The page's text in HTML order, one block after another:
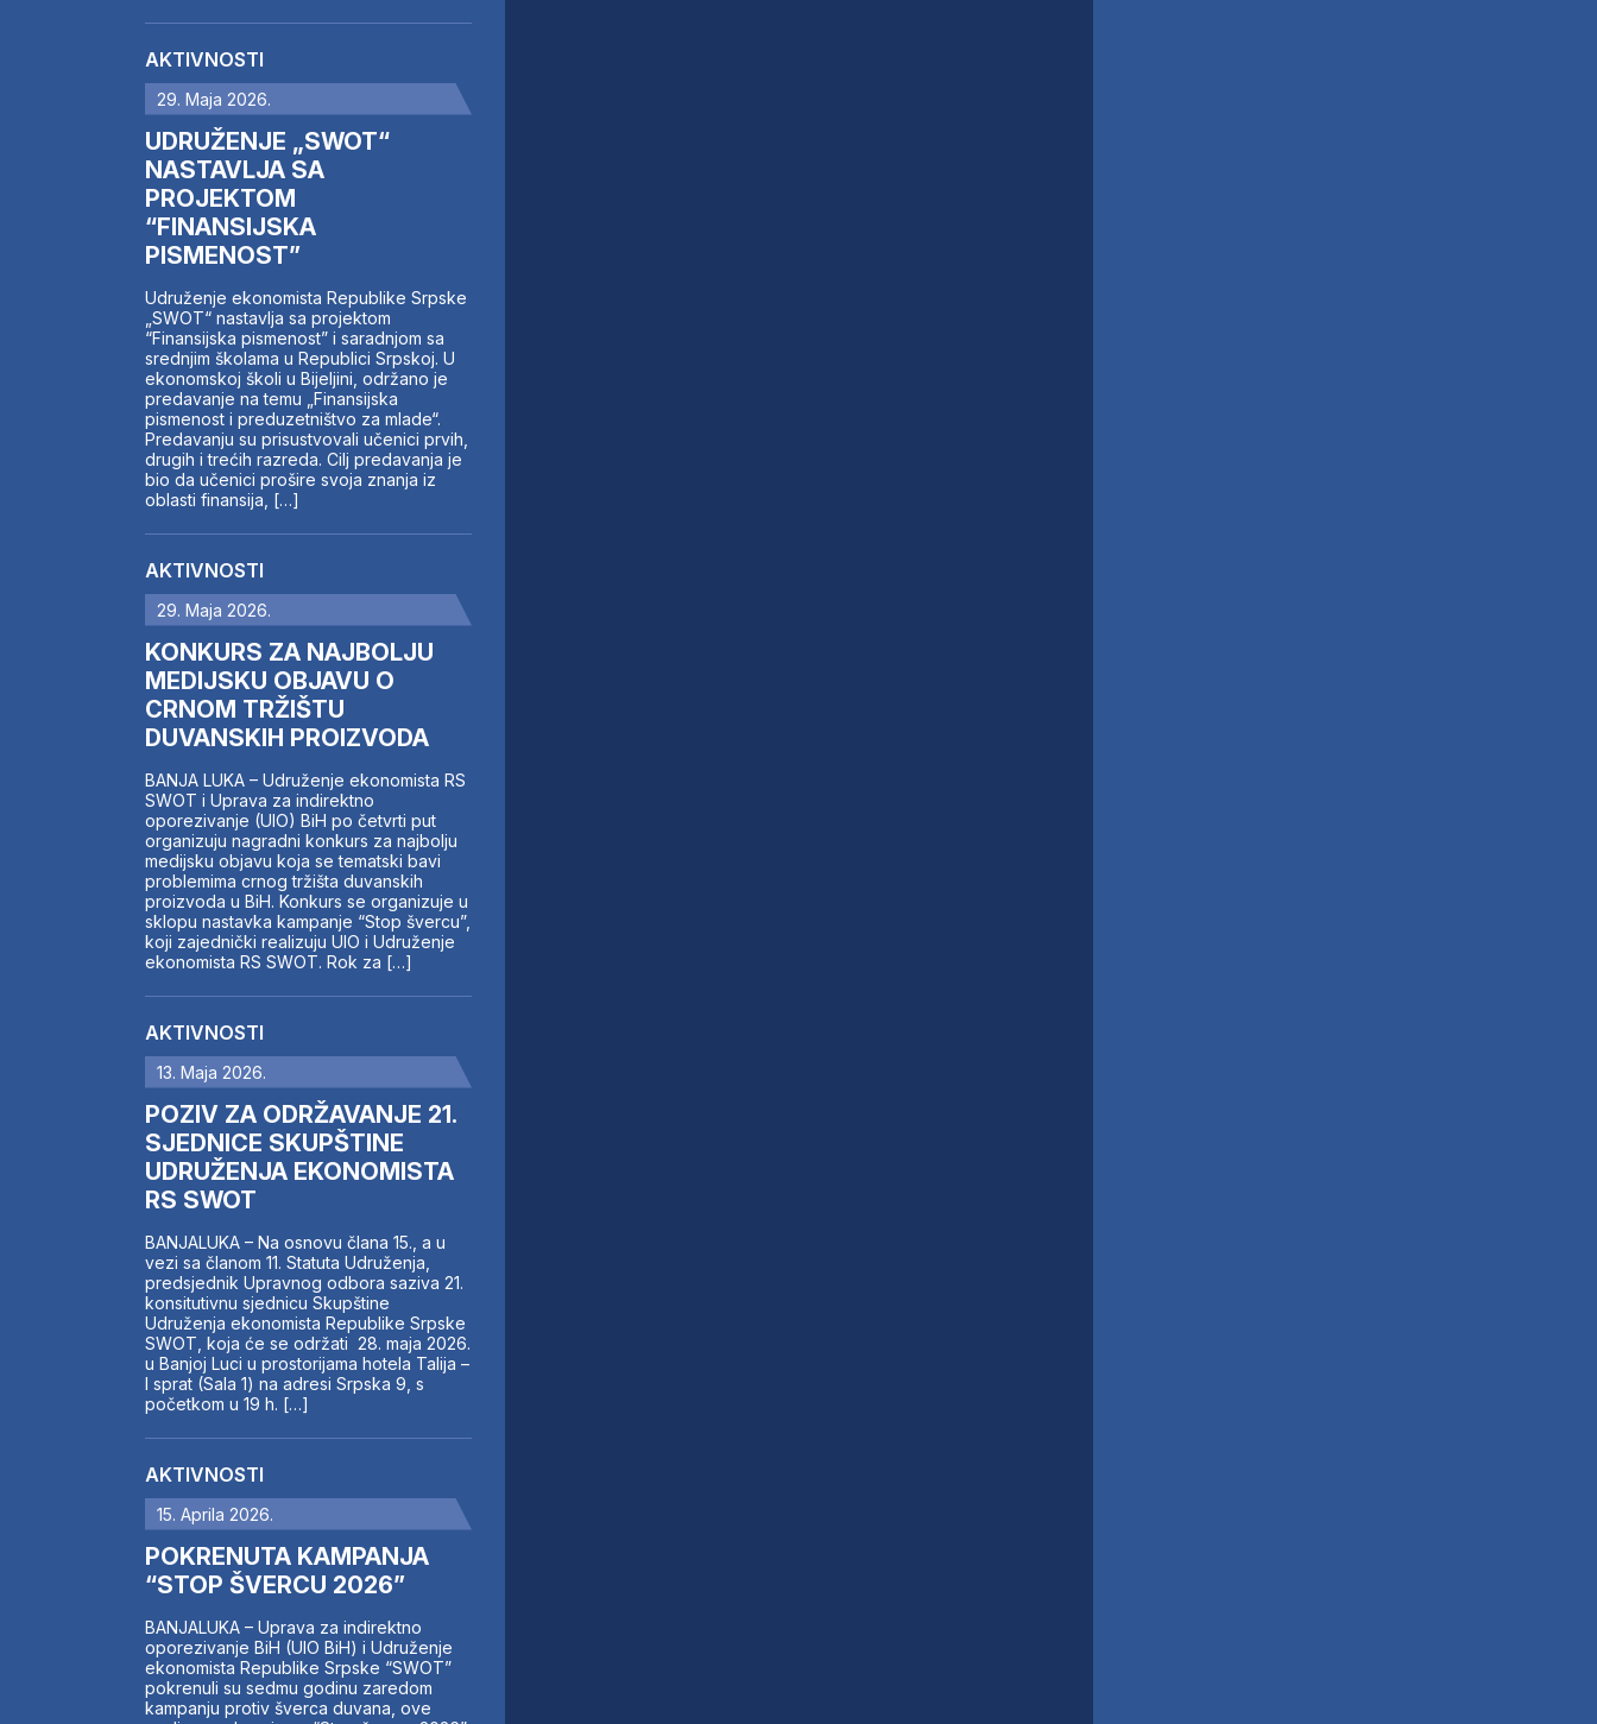
AKTIVNOSTI
29. Maja 2026.
UDRUŽENJE „SWOT“
NASTAVLJA SA
PROJEKTOM
“FINANSIJSKA
PISMENOST”
Udruženje ekonomista Republike Srpske
„SWOT“ nastavlja sa projektom
“Finansijska pismenost” i saradnjom sa
srednjim školama u Republici Srpskoj. U
ekonomskoj školi u Bijeljini, održano je
predavanje na temu „Finansijska
pismenost i preduzetništvo za mlade“.
Predavanju su prisustvovali učenici prvih,
drugih i trećih razreda. Cilj predavanja je
bio da učenici prošire svoja znanja iz
oblasti finansija, […]
AKTIVNOSTI
29. Maja 2026.
KONKURS ZA NAJBOLJU
MEDIJSKU OBJAVU O
CRNOM TRŽIŠTU
DUVANSKIH PROIZVODA
BANJA LUKA – Udruženje ekonomista RS
SWOT i Uprava za indirektno
oporezivanje (UIO) BiH po četvrti put
organizuju nagradni konkurs za najbolju
medijsku objavu koja se tematski bavi
problemima crnog tržišta duvanskih
proizvoda u BiH. Konkurs se organizuje u
sklopu nastavka kampanje “Stop švercu”,
koji zajednički realizuju UIO i Udruženje
ekonomista RS SWOT. Rok za […]
AKTIVNOSTI
13. Maja 2026.
POZIV ZA ODRŽAVANJE 21.
SJEDNICE SKUPŠTINE
UDRUŽENJA EKONOMISTA
RS SWOT
BANJALUKA – Na osnovu člana 15., a u
vezi sa članom 11. Statuta Udruženja,
predsjednik Upravnog odbora saziva 21.
konsitutivnu sjednicu Skupštine
Udruženja ekonomista Republike Srpske
SWOT, koja će se održati 28. maja 2026.
u Banjoj Luci u prostorijama hotela Talija –
I sprat (Sala 1) na adresi Srpska 9, s
početkom u 19 h. […]
AKTIVNOSTI
15. Aprila 2026.
POKRENUTA KAMPANJA
“STOP ŠVERCU 2026”
BANJALUKA – Uprava za indirektno
oporezivanje BiH (UIO BiH) i Udruženje
ekonomista Republike Srpske “SWOT”
pokrenuli su sedmu godinu zaredom
kampanju protiv šverca duvana, ove